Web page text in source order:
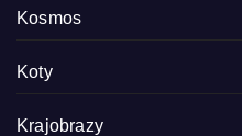
Kosmos
Koty
Krajobrazy